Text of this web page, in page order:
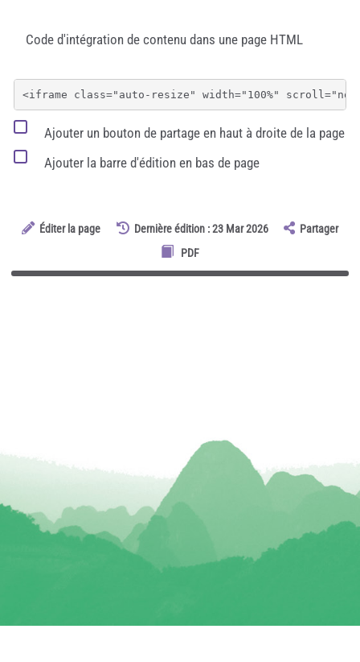
Code d'intégration de contenu dans une page HTML
Ajouter un bouton de partage en haut à droite de la page
Ajouter la barre d'édition en bas de page
Éditer la page Dernière édition : 23 Mar 2026
Partager
PDF